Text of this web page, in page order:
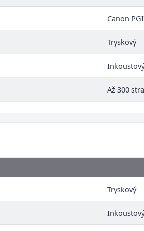
Canon
Tryskový
Až 300
Tryskový